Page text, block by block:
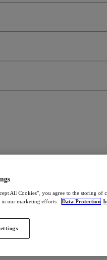
All Cookies”, you agree to the storing of
in our marketing efforts.
Data Protection